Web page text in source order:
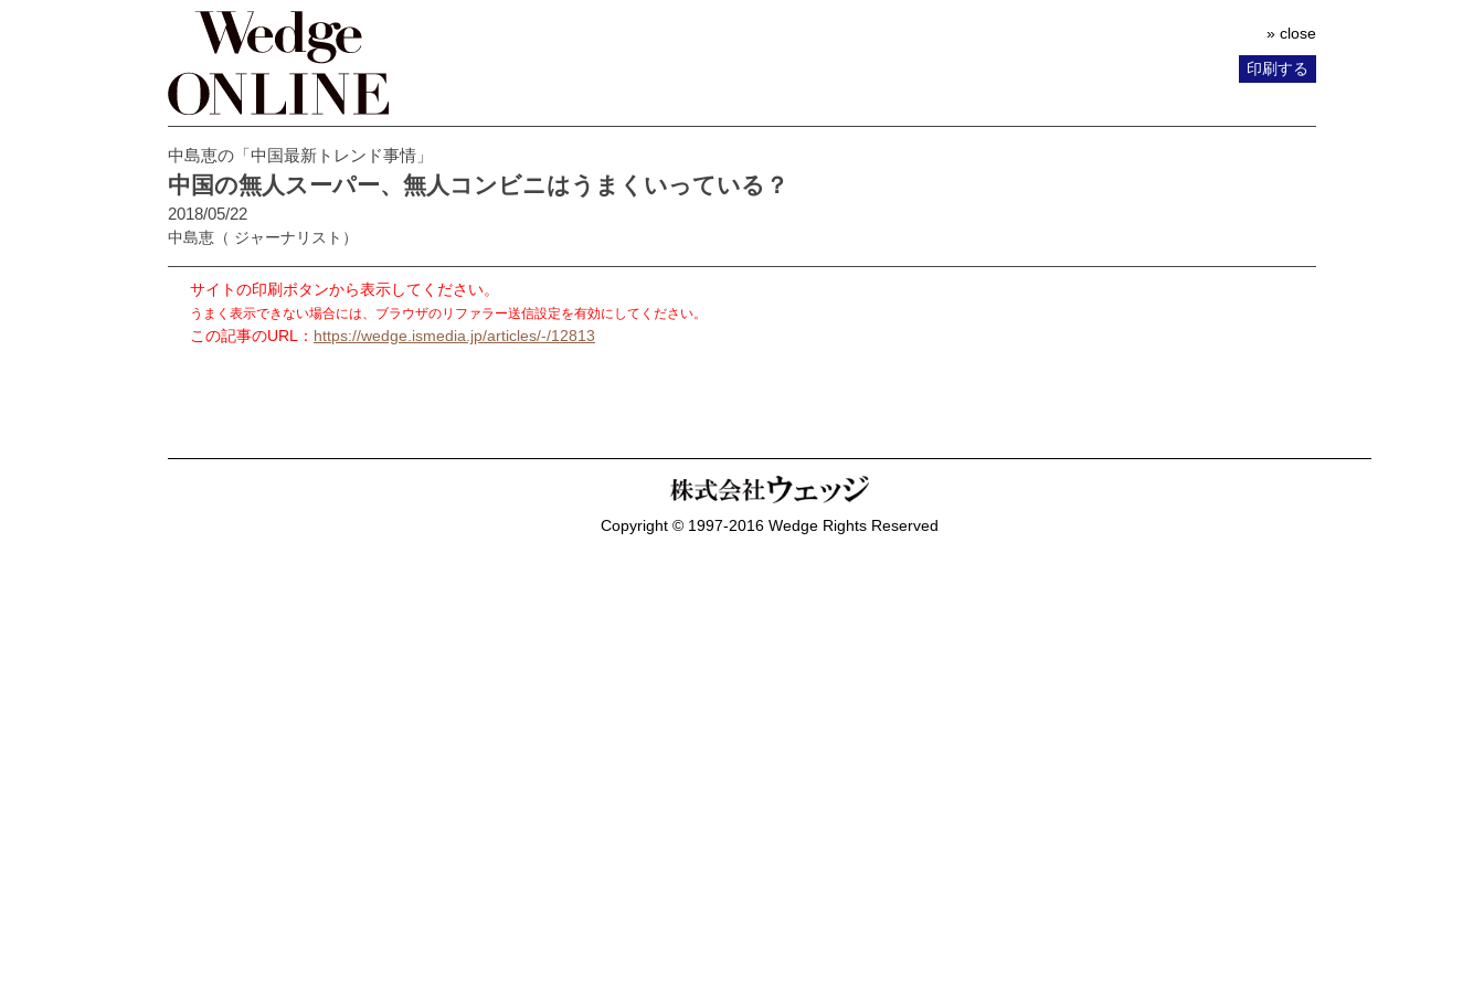
» close
印刷する
中島恵の「中国最新トレンド事情」
中国の無人スーパー、無人コンビニはうまくいっている？
2018/05/22
中島恵 （ ジャーナリスト）
サイトの印刷ボタンから表示してください。
うまく表示できない場合には、ブラウザのリファラー送信設定を有効にしてください。
この記事のURL： https://wedge.ismedia.jp/articles/-/12813
Copyright © 1997-2016 Wedge Rights Reserved